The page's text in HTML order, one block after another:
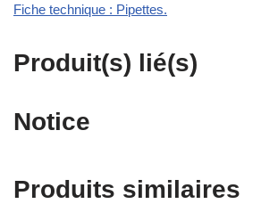
Fiche technique : Pipettes.
Produit(s) lié(s)
Notice
Produits similaires